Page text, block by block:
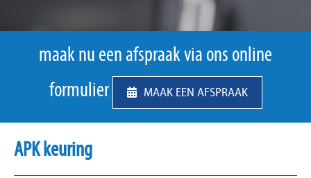
maak nu een afspraak via ons online
formulier
MAAK EEN AFSPRAAK
APK keuring